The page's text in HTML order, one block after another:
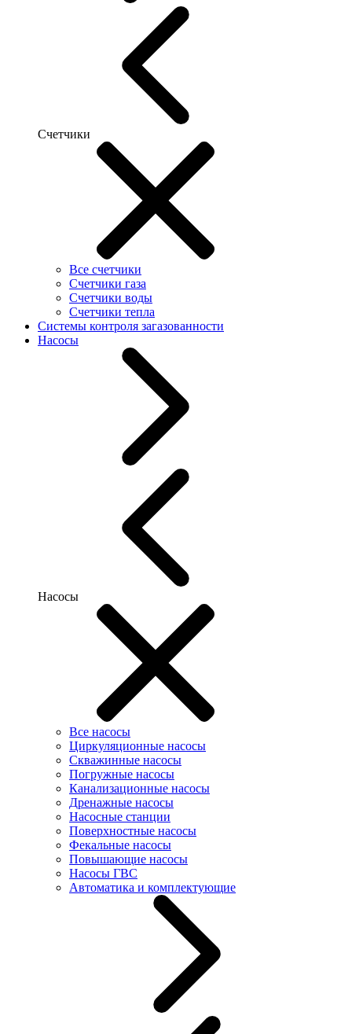
Счетчики
Все счетчики
Счетчики газа
Счетчики воды
Счетчики тепла
Системы контроля загазованности
Насосы
Насосы
Все насосы
Циркуляционные насосы
Скважинные насосы
Погружные насосы
Канализационные насосы
Дренажные насосы
Насосные станции
Поверхностные насосы
Фекальные насосы
Повышающие насосы
Насосы ГВС
Автоматика и комплектующие